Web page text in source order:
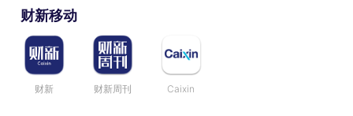
财新移动
财新 财新周刊 Caixin